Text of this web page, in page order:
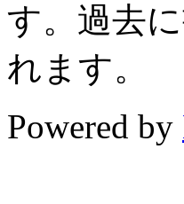
す。過去
れます。
Powered by